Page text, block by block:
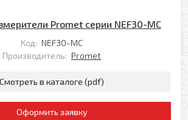
Promet серии NEF30-MC
Код: NEF30-MC
Производитель: Promet
Смотреть в каталоге (pdf)
Оформить заявку